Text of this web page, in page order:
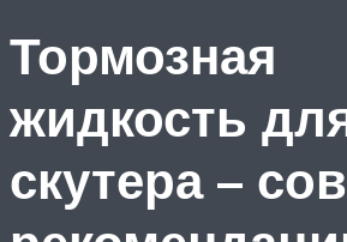
Тормозная
жидкость
скутера –